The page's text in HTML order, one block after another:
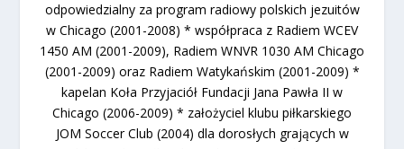
odpowiedzialny za program radiowy polskich jezuitów
w Chicago (2001-2008) * współpraca z Radiem WCEV
1450 AM (2001-2009), Radiem WNVR 1030 AM Chicago
(2001-2009) oraz Radiem Watykańskim (2001-2009) *
kapelan Koła Przyjaciół Fundacji Jana Pawła II w
Chicago (2006-2009) * założyciel klubu piłkarskiego
JOM Soccer Club (2004) dla dorosłych grających w